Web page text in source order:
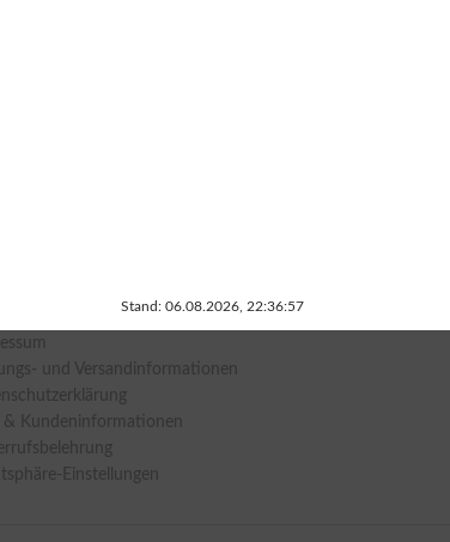
Stand: 06.08.2026, 22:36:57
und Versandinformationen
& Kundeninformationen
Einstellungen